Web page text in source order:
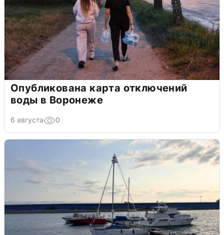
Опубликована карта отключений
воды в Воронеже
6 августа 0